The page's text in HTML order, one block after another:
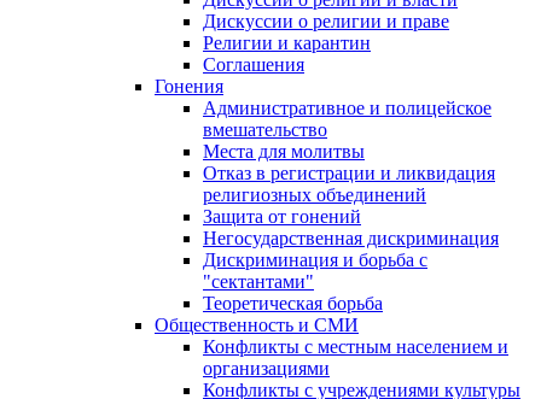
Дискуссии о религии и праве
Религии и карантин
Соглашения
Гонения
Административное и полицейское
вмешательство
Места для молитвы
Отказ в регистрации и ликвидация
религиозных объединений
Защита от гонений
Негосударственная дискриминация
Дискриминация и борьба с
"сектантами"
Теоретическая борьба
Общественность и СМИ
Конфликты с местным населением и
организациями
Конфликты с учреждениями культуры